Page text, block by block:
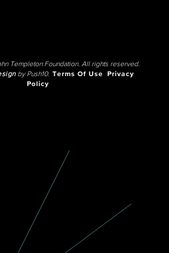
Templeton Foundation. All rights reserved.
by Push10. Terms Of Use
Privacy
Policy